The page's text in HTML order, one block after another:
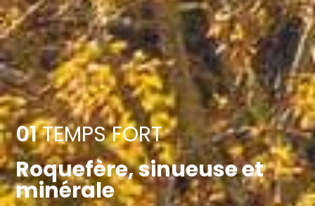
01TEMPS FORT
Roquefère, sinueuse et
minérale